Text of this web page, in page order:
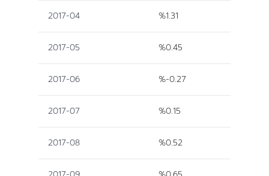
2017-04 %1.31
2017-05 %0.45
2017-06 %-0.27
2017-07 %0.15
2017-08 %0.52